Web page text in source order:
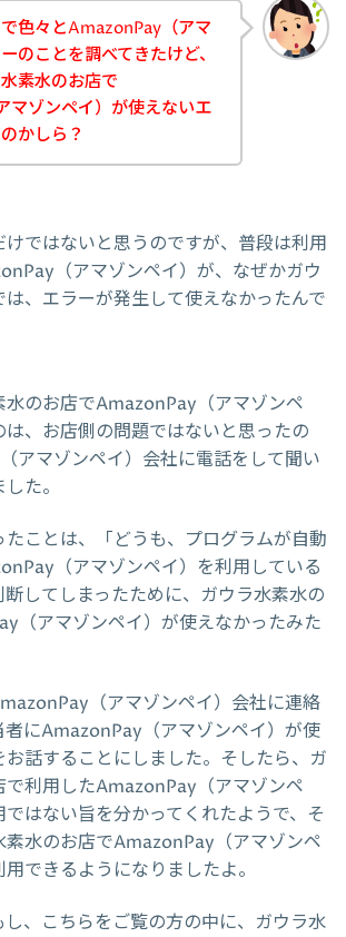
色々とAmazonPay（アマ
のことを調べてきたけど、
素水のお店で
マゾンペイ）が使えないエ
かしら？
けではないと思うのですが、普段は利用
（アマゾンペイ）が、なぜかガウ
は、エラーが発生して使えなかったんで
水のお店でAmazonPay（アマゾンペ
、お店側の問題ではないと思ったの
アマゾンペイ）会社に電話をして聞い
た。
たことは、「どうも、プログラムが自動
（アマゾンペイ）を利用している
してしまったために、ガウラ水素水の
（アマゾンペイ）が使えなかったみた
（アマゾンペイ）会社に連絡
者にAmazonPay（アマゾンペイ）が使
お話することにしました。そしたら、ガ
で利用したAmazonPay（アマゾンペ
はない旨を分かってくれたようで、そ
素水のお店でAmazonPay（アマゾンペ
できるようになりましたよ。
し、こちらをご覧の方の中に、ガウラ水